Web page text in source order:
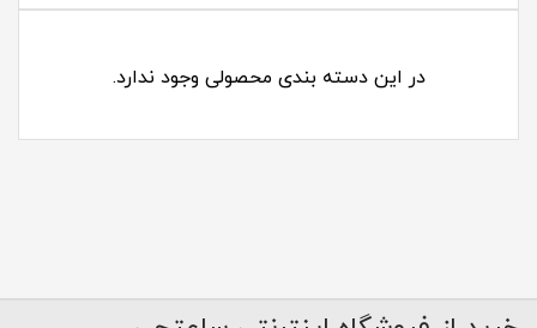
در این دسته بندی محصولی وجود ندارد.